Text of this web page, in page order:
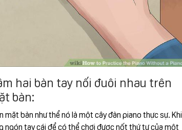
hai bàn tay nối đuôi nhau trên
bàn:
bàn như thể nó là một cây đàn piano thực sự. Khi
ngón tay cái để có thể chơi được nốt thứ tư của một